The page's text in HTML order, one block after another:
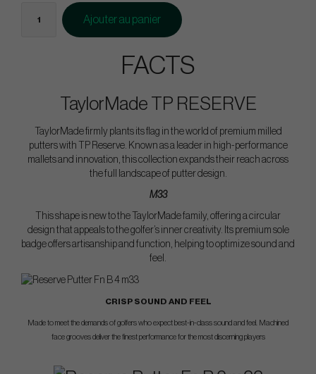
Ajouter au panier
FACTS
TaylorMade TP RESERVE
TaylorMade firmly plants its flag in the world of premium milled
putters with TP Reserve. Known as a leader in high-performance
mallets and innovation, this collection expands their reach across
the full landscape of putter design.
M33
This shape is new to the TaylorMade family, offering a circular
design that appeals to the golfer’s inner creativity. Its premium sole
badge offers artisanship and function, helping to optimize sound and
feel.
CRISP SOUND AND FEEL
Made to meet the demands of golfers who expect best-in-class sound and feel. Machined
face grooves deliver the finest performance for the most discerning players